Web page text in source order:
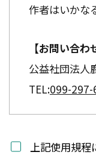
作者はいかな
【お問い合わ
公益社団法人
TEL:099-297-
上記使用規程